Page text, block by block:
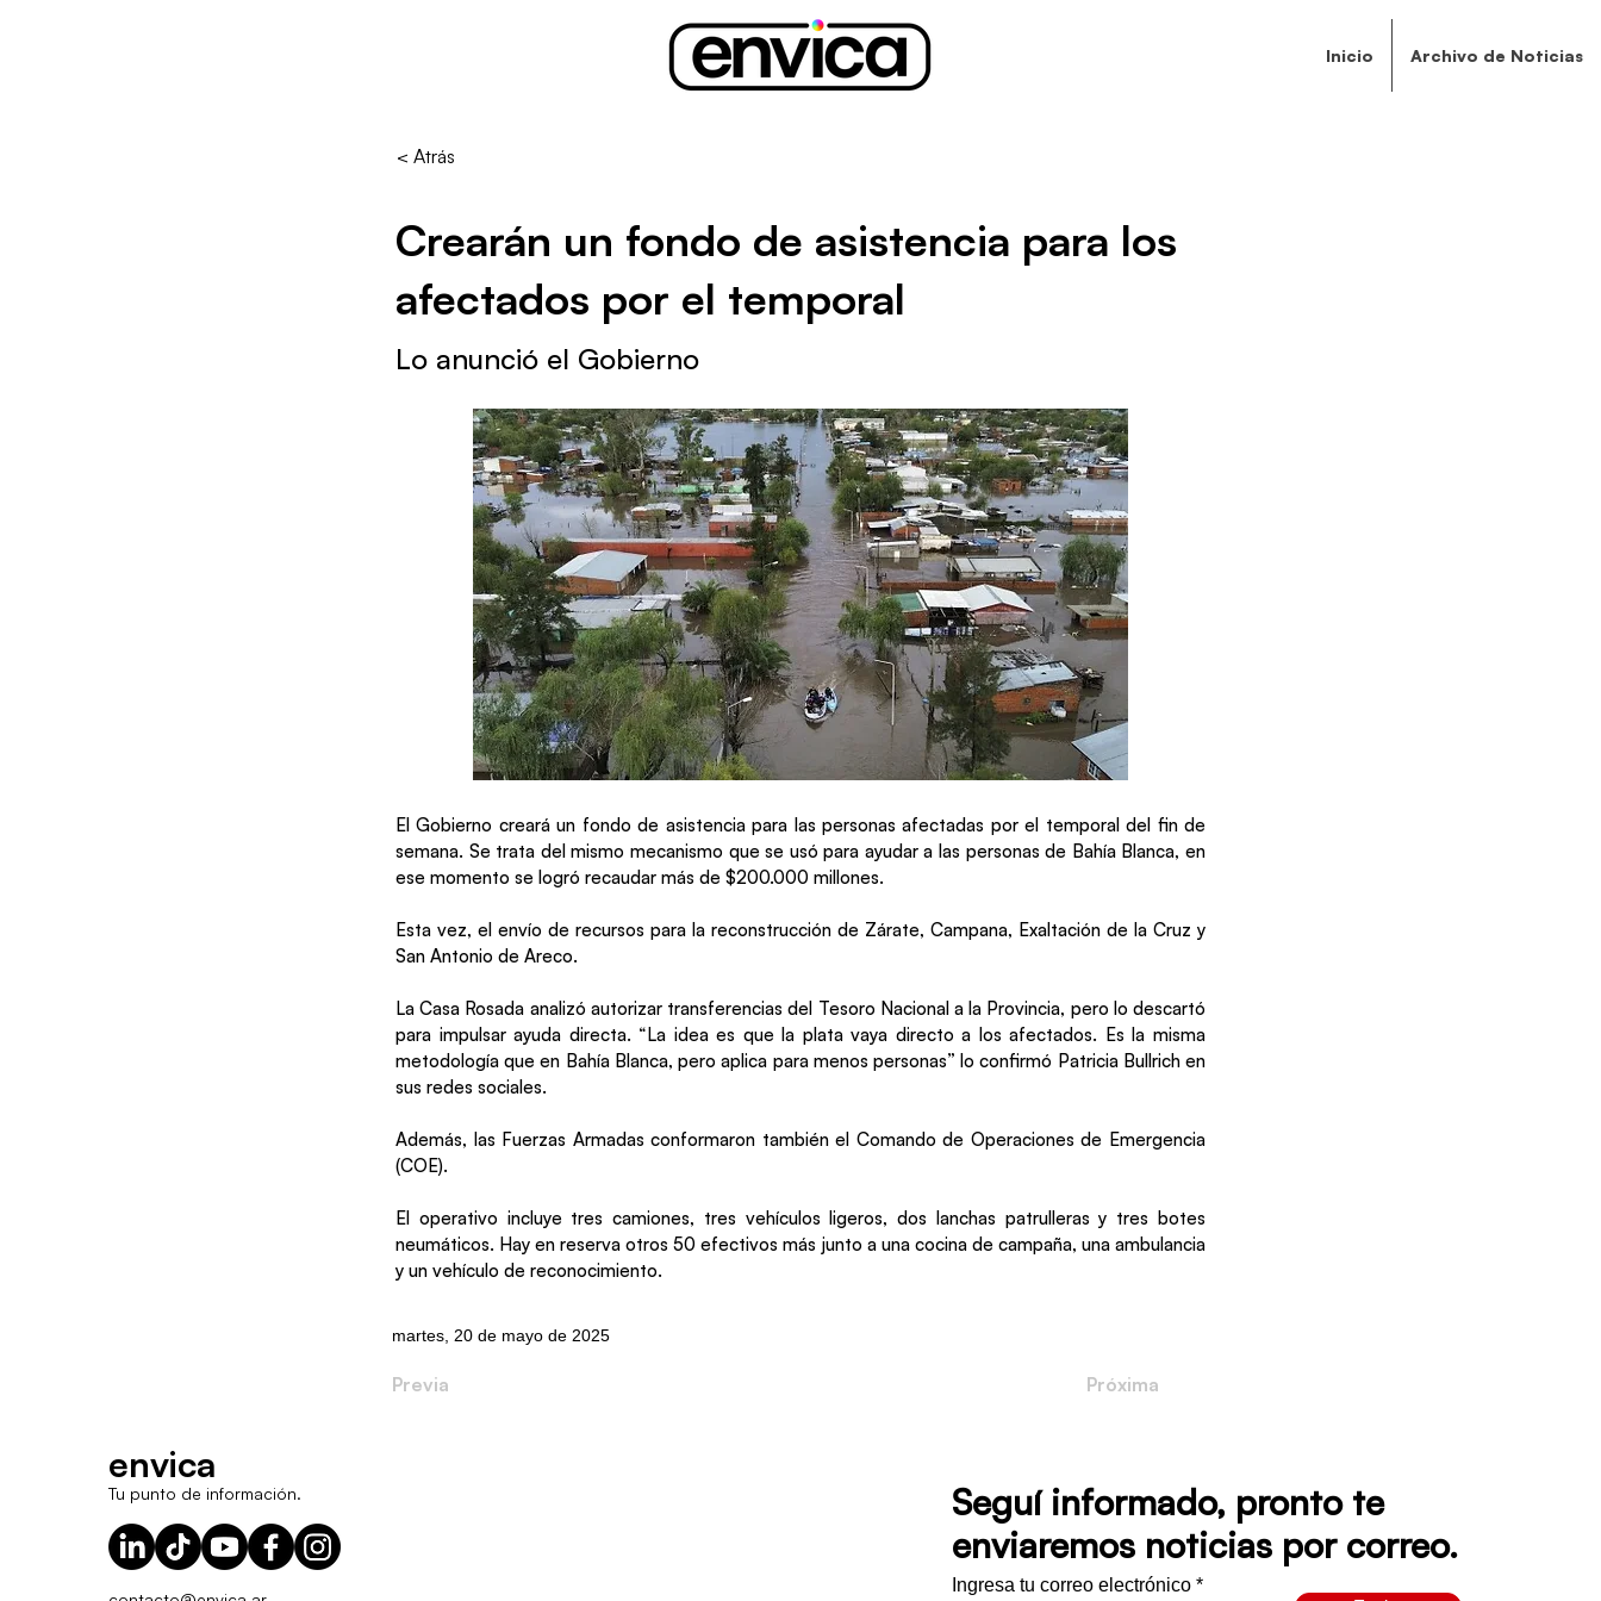
Inicio Archivo de Noticias
< Atrás
Crearán un fondo de asistencia para los
afectados por el temporal
Lo anunció el Gobierno
El Gobierno creará un fondo de asistencia para las personas afectadas por el temporal del fin de
semana. Se trata del mismo mecanismo que se usó para ayudar a las personas de Bahía Blanca, en
ese momento se logró recaudar más de $200.000 millones.
Esta vez, el envío de recursos para la reconstrucción de Zárate, Campana, Exaltación de la Cruz y
San Antonio de Areco.
La Casa Rosada analizó autorizar transferencias del Tesoro Nacional a la Provincia, pero lo descartó
para impulsar ayuda directa. “La idea es que la plata vaya directo a los afectados. Es la misma
metodología que en Bahía Blanca, pero aplica para menos personas” lo confirmó Patricia Bullrich en
sus redes sociales.
Además, las Fuerzas Armadas conformaron también el Comando de Operaciones de Emergencia
(COE).
El operativo incluye tres camiones, tres vehículos ligeros, dos lanchas patrulleras y tres botes
neumáticos. Hay en reserva otros 50 efectivos más junto a una cocina de campaña, una ambulancia
y un vehículo de reconocimiento.
martes, 20 de mayo de 2025
Previa Próxima
envica
Tu punto de información.
Seguí informado, pronto te
enviaremos noticias por correo.
Ingresa tu correo electrónico